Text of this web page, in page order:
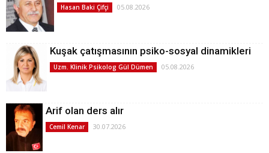
Hasan Baki Çifçi 05.08.2026
Kuşak çatışmasının psiko-sosyal dinamikleri
Uzm. Klinik Psikolog Gül Dümen 05.08.2026
Arif olan ders alır
Cemil Kenar 30.07.2026